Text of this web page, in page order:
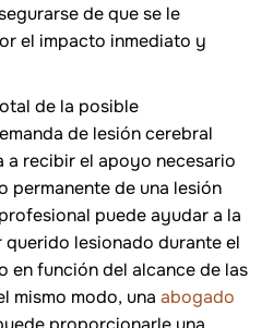
de que se le
el impacto inmediato y
de la posible
de lesión cerebral
a recibir el apoyo necesario
permanente de una lesión
puede ayudar a la
querido lesionado durante el
en función del alcance de las
mismo modo, una abogado